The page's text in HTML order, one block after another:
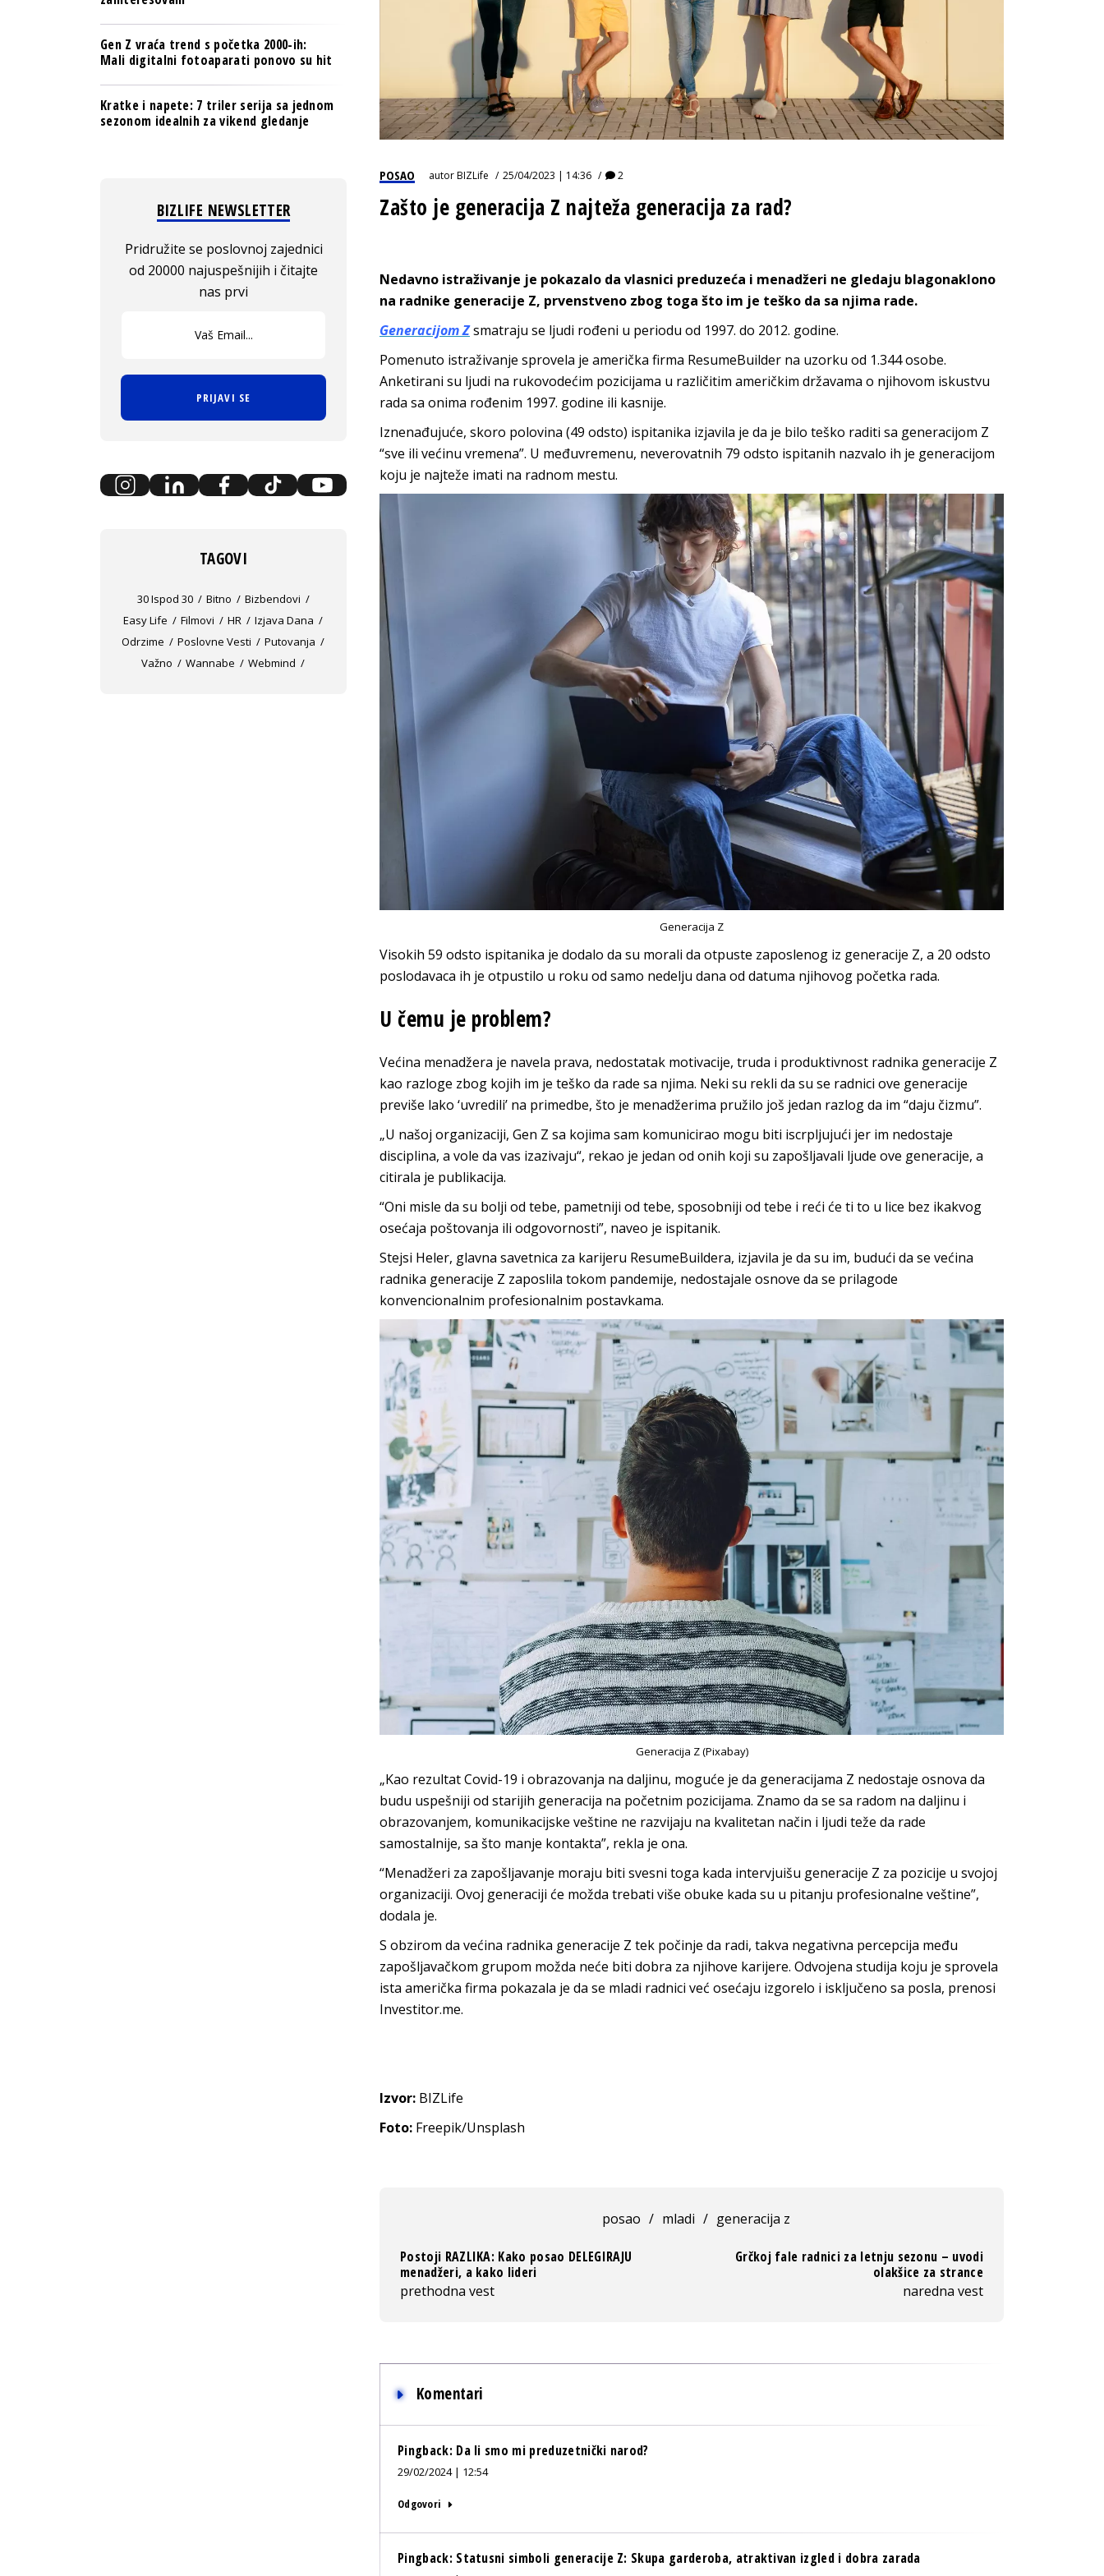
POSAO autorBIZLife 25/04/2023 | 14:36 2
Zašto je generacija Z najteža generacija za rad?
Nedavno istraživanje je pokazalo da vlasnici preduzeća i menadžeri ne gledaju blagonaklono
na radnike generacije Z, prvenstveno zbog toga što im je teško da sa njima rade.
Generacijom Zsmatraju se ljudi rođeni u periodu od 1997. do 2012. godine.
Pomenuto istraživanje sprovela je američka firma ResumeBuilder na uzorku od 1.344 osobe.
Anketirani su ljudi na rukovodećim pozicijama u različitim američkim državama o njihovom iskustvu
rada sa onima rođenim 1997. godine ili kasnije.
Iznenađujuće, skoro polovina (49 odsto) ispitanika izjavila je da je bilo teško raditi sa generacijom Z
“sve ili većinu vremena”. U međuvremenu, neverovatnih 79 odsto ispitanih nazvalo ih je generacijom
koju je najteže imati na radnom mestu.
Generacija Z
Visokih 59 odsto ispitanika je dodalo da su morali da otpuste zaposlenog iz generacije Z, a 20 odsto
poslodavaca ih je otpustilo u roku od samo nedelju dana od datuma njihovog početka rada.
U čemu je problem?
Većina menadžera je navela prava, nedostatak motivacije, truda i produktivnost radnika generacije Z
kao razloge zbog kojih im je teško da rade sa njima. Neki su rekli da su se radnici ove generacije
previše lako ‘uvredili’ na primedbe, što je menadžerima pružilo još jedan razlog da im “daju čizmu”.
„U našoj organizaciji, Gen Z sa kojima sam komunicirao mogu biti iscrpljujući jer im nedostaje
disciplina, a vole da vas izazivaju“, rekao je jedan od onih koji su zapošljavali ljude ove generacije, a
citirala je publikacija.
“Oni misle da su bolji od tebe, pametniji od tebe, sposobniji od tebe i reći će ti to u lice bez ikakvog
osećaja poštovanja ili odgovornosti”, naveo je ispitanik.
Stejsi Heler, glavna savetnica za karijeru ResumeBuildera, izjavila je da su im, budući da se većina
radnika generacije Z zaposlila tokom pandemije, nedostajale osnove da se prilagode
konvencionalnim profesionalnim postavkama.
Generacija Z (Pixabay)
„Kao rezultat Covid-19 i obrazovanja na daljinu, moguće je da generacijama Z nedostaje osnova da
budu uspešniji od starijih generacija na početnim pozicijama. Znamo da se sa radom na daljinu i
obrazovanjem, komunikacijske veštine ne razvijaju na kvalitetan način i ljudi teže da rade
samostalnije, sa što manje kontakta”, rekla je ona.
“Menadžeri za zapošljavanje moraju biti svesni toga kada intervjuišu generacije Z za pozicije u svojoj
organizaciji. Ovoj generaciji će možda trebati više obuke kada su u pitanju profesionalne veštine”,
dodala je.
S obzirom da većina radnika generacije Z tek počinje da radi, takva negativna percepcija među
zapošljavačkom grupom možda neće biti dobra za njihove karijere. Odvojena studija koju je sprovela
ista američka firma pokazala je da se mladi radnici već osećaju izgorelo i isključeno sa posla, prenosi
Investitor.me.
Izvor: BIZLife
Foto: Freepik/Unsplash
posao / mladi / generacija z
Postoji RAZLIKA: Kako posao DELEGIRAJU
menadžeri, a kako lideri
prethodna vest
Grčkoj fale radnici za letnju sezonu – uvodi
olakšice za strance
naredna vest
Komentari
Pingback: Da li smo mi preduzetnički narod?
29/02/2024 | 12:54
Odgovori
Pingback: Statusni simboli generacije Z: Skupa garderoba, atraktivan izgled i dobra zarada
Gen Z vraća trend s početka 2000-ih:
Mali digitalni fotoaparati ponovo su hit
Kratke i napete: 7 triler serija sa jednom
sezonom idealnih za vikend gledanje
BIZLIFE NEWSLETTER
Pridružite se poslovnoj zajednici
od 20000 najuspešnijih i čitajte
nas prvi
PRIJAVI SE
TAGOVI
30 Ispod 30 Bitno
Bizbendovi
Easy Life
Filmovi HR
Izjava Dana
Odrzime
Poslovne Vesti
Putovanja
Važno
Wannabe Webmind